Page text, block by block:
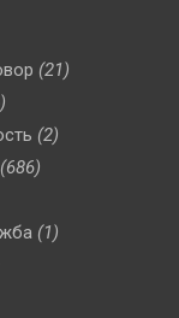
(21)
(2)
(686)
(1)